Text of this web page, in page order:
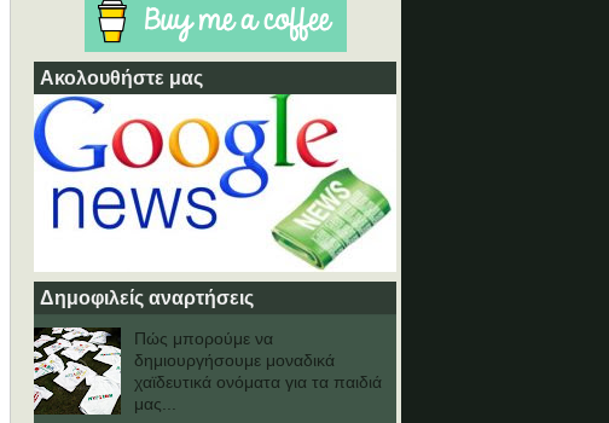
Ακολουθήστε μας
Δημοφιλείς αναρτήσεις
Πώς μπορούμε να
δημιουργήσουμε μοναδικά
χαϊδευτικά ονόματα για τα παιδιά
μας...